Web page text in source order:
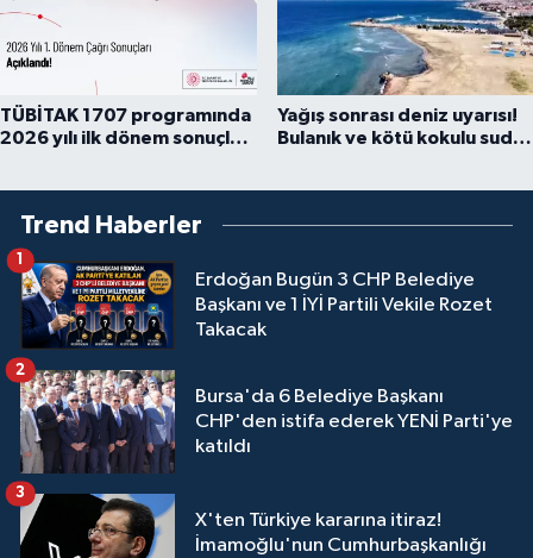
TÜBİTAK 1707 programında
2026 yılı ilk dönem sonuçları
Yağış sonrası deniz uyarısı!
Bulanık ve kötü kokulu suda
Trend Haberler
Erdoğan Bugün 3 CHP Belediye
Başkanı ve 1 İYİ Partili Vekile Rozet
Takacak
1
Bursa'da 6 Belediye Başkanı
CHP'den istifa ederek YENİ Parti'ye
katıldı
2
X'ten Türkiye kararına itiraz!
İmamoğlu'nun Cumhurbaşkanlığı
3